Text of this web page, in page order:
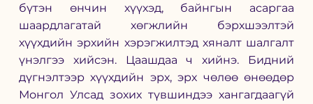
бүтэн өнчин хүүхэд, байнгын асаргаа
шаардлагатай хөгжлийн бэрхшээлтэй
хүүхдийн эрхийн хэрэгжилтэд хяналт шалгалт
үнэлгээ хийсэн. Цаашдаа ч хийнэ. Бидний
дүгнэлтээр хүүхдийн эрх, эрх чөлөө өнөөдөр
Монгол Улсад зохих түвшиндээ хангагдаагүй